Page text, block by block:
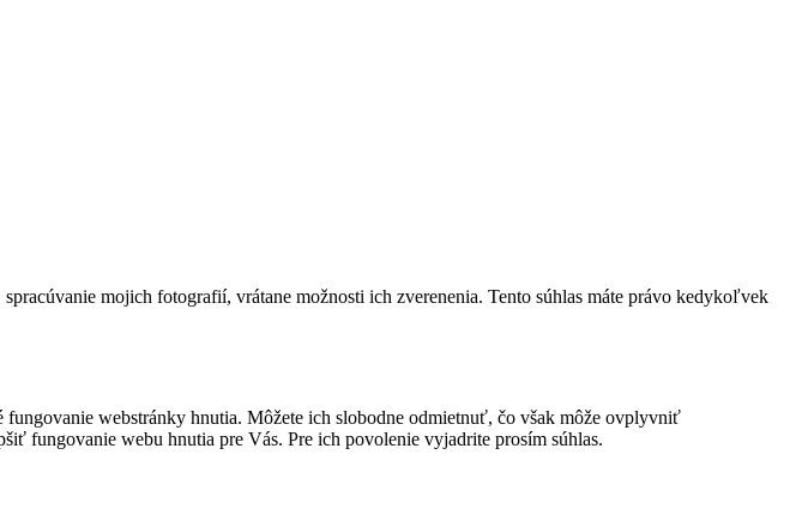
mojich fotografií, vrátane možnosti ich zverenenia. Tento súhlas máte právo kedykoľvek
webstránky hnutia. Môžete ich slobodne odmietnuť, čo však môže ovplyvniť
fungovanie webu hnutia pre Vás. Pre ich povolenie vyjadrite prosím súhlas.